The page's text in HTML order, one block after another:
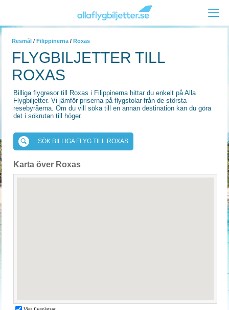
Resmål / Filippinerna / Roxas
FLYGBILJETTER TILL
ROXAS
Billiga flygresor till Roxas i Filippinerna hittar du enkelt på Alla
Flygbiljetter. Vi jämför priserna på flygstolar från de största
resebyråerna. Om du vill söka till en annan destination kan du göra
det i sökrutan till höger.
SÖK BILLIGA FLYG TILL ROXAS
Karta över Roxas